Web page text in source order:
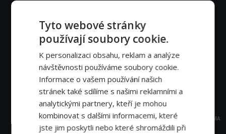
REKLAMA
Tyto webové stránky
používají soubory cookie.
K personalizaci obsahu, reklam a analýze
návštěvnosti používáme soubory cookie.
Informace o vašem používání našich
stránek také sdílíme s našimi reklamními a
analytickými partnery, kteří je mohou
kombinovat s dalšími informacemi, které
jste jim poskytli nebo které shromáždili při